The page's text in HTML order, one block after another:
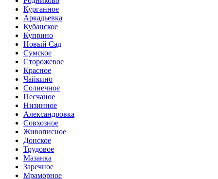
Курганное
Аркадьевка
Кубанское
Куприно
Новый Сад
Сумское
Сторожевое
Красное
Чайкино
Солнечное
Песчаное
Низинное
Александровка
Совхозное
Живописное
Донское
Трудовое
Мазанка
Заречное
Мраморное